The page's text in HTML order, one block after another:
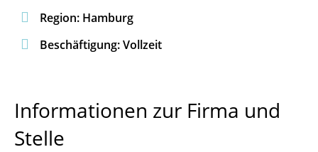
 Region: Hamburg
 Beschäftigung: Vollzeit
Informationen zur Firma und
Stelle